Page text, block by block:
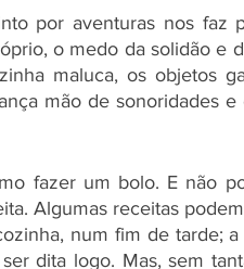
por aventuras nos faz
o medo da solidão e
maluca, os objetos
mão de sonoridades e
fazer um bolo. E não
Algumas receitas
num fim de tarde;
dita logo. Mas, sem